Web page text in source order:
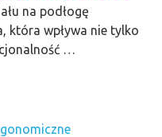
na podłogę
która wpływa nie tylko
…